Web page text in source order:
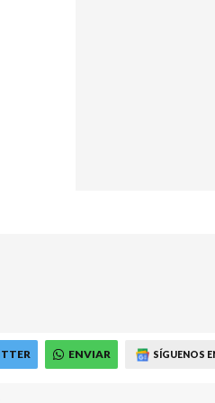
ENVIAR SÍGUENOS